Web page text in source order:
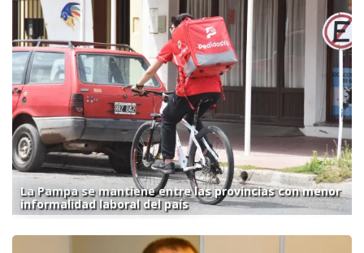
La Pampa se mantiene entre las provincias con menor
informalidad laboral del país